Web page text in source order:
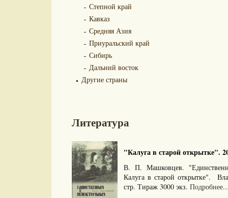
Степной край
Кавказ
Средняя Азия
Приуральский край
Сибирь
Дальний восток
Другие страны
Литература
"Калуга в старой открытке".
В. П. Машковцев.
Калуга в старой открытке".
стр. Тираж 3000 экз.